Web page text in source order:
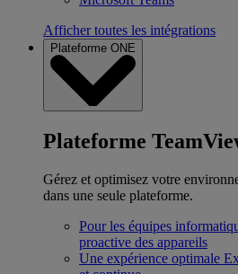
Afficher toutes les intégrations
Plateforme ONE
Plateforme
Gérez et optimisez votre
dans une seule plateforme.
Pour les équipes
proactive des appareils
Une expérience optimale